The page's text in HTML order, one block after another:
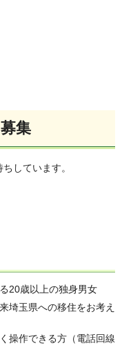
集
しています。
20歳以上の独身男女
埼玉県への移住をお考え
操作できる方（電話回線